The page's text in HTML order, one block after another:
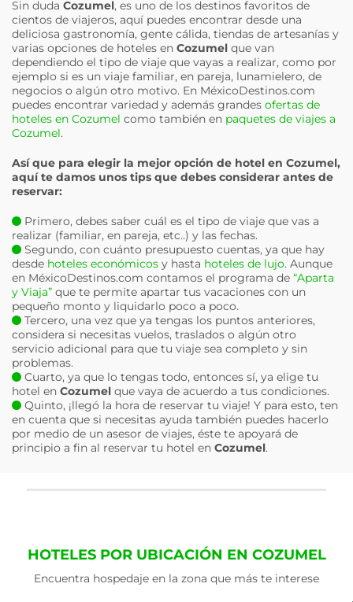
Sin duda Cozumel, es uno de los destinos favoritos de
cientos de viajeros, aquí puedes encontrar desde una
deliciosa gastronomía, gente cálida, tiendas de artesanías y
varias opciones de hoteles en Cozumel que van
dependiendo el tipo de viaje que vayas a realizar, como por
ejemplo si es un viaje familiar, en pareja, lunamielero, de
negocios o algún otro motivo. En MéxicoDestinos.com
puedes encontrar variedad y además grandes ofertas de
hoteles en Cozumel como también en paquetes de viajes a
Cozumel.
Así que para elegir la mejor opción de hotel en Cozumel,
aquí te damos unos tips que debes considerar antes de
reservar:
Primero, debes saber cuál es el tipo de viaje que vas a
realizar (familiar, en pareja, etc..) y las fechas.
Segundo, con cuánto presupuesto cuentas, ya que hay
desde hoteles económicos y hasta hoteles de lujo. Aunque
en MéxicoDestinos.com contamos el programa de “Aparta
y Viaja” que te permite apartar tus vacaciones con un
pequeño monto y liquidarlo poco a poco.
Tercero, una vez que ya tengas los puntos anteriores,
considera si necesitas vuelos, traslados o algún otro
servicio adicional para que tu viaje sea completo y sin
problemas.
Cuarto, ya que lo tengas todo, entonces sí, ya elige tu
hotel en Cozumel que vaya de acuerdo a tus condiciones.
Quinto, ¡llegó la hora de reservar tu viaje! Y para esto, ten
en cuenta que si necesitas ayuda también puedes hacerlo
por medio de un asesor de viajes, éste te apoyará de
principio a fin al reservar tu hotel en Cozumel.
HOTELES POR UBICACIÓN EN COZUMEL
Encuentra hospedaje en la zona que más te interese